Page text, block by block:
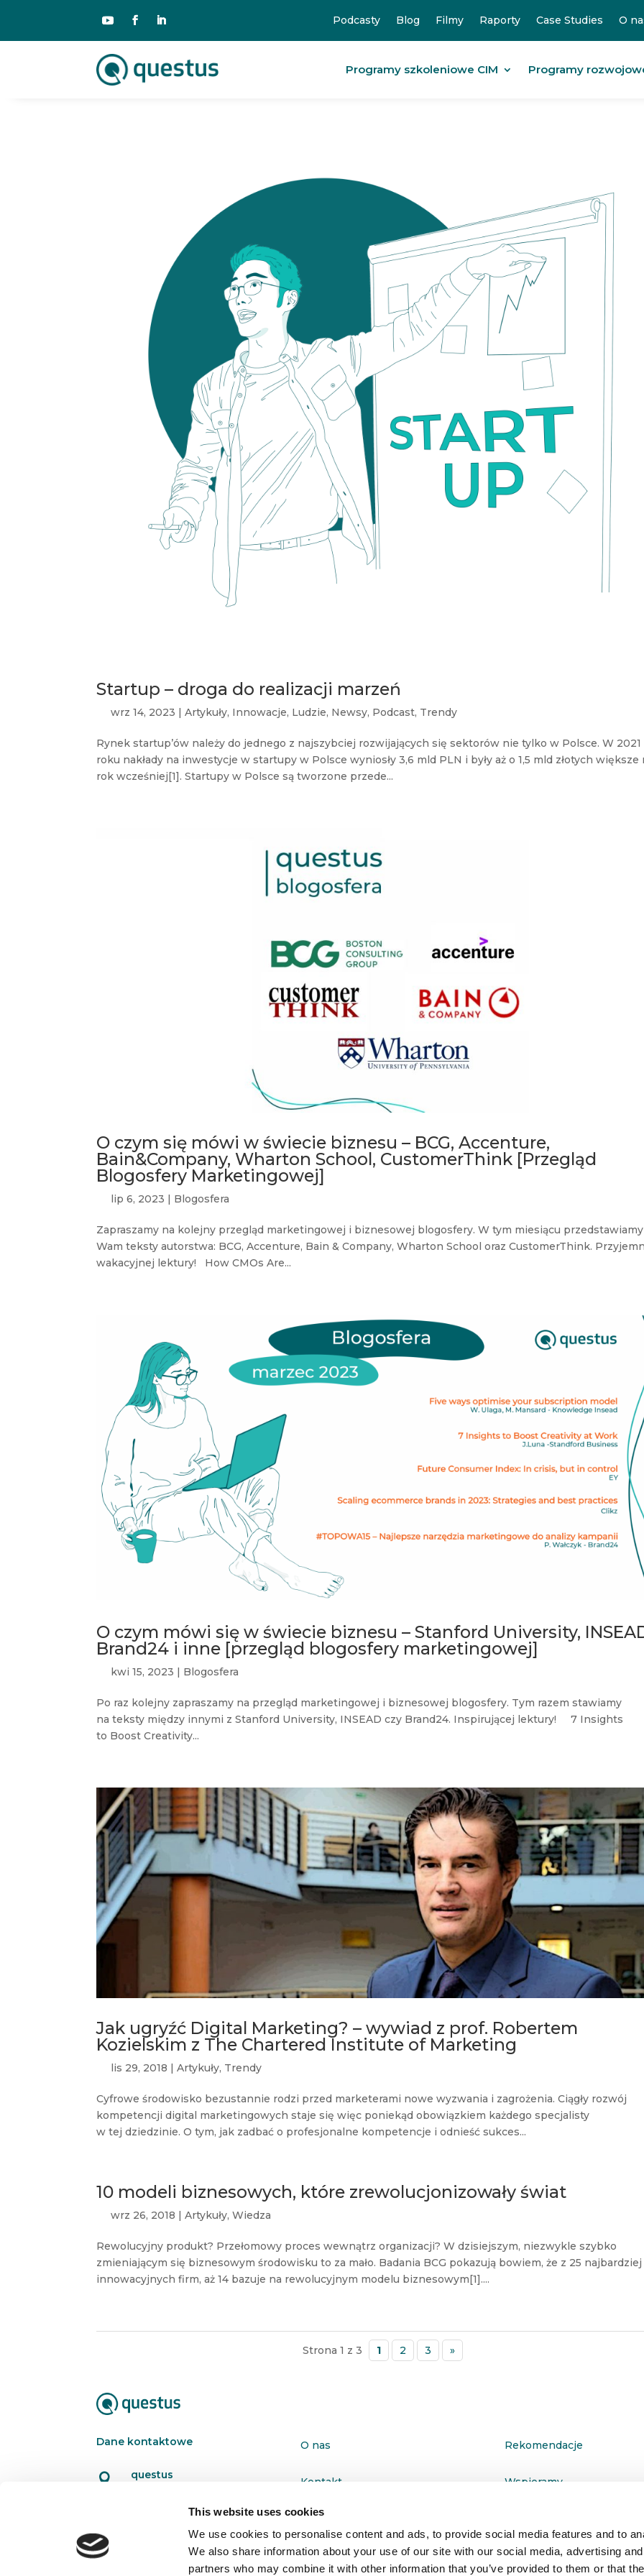
This website uses cookies
We use cookies to personalise content and ads, to provide social media features and to
We also share information about your use of our site with our social media, advertising
partners who may combine it with other information that you’ve provided to them or that
Podcasty Blog Filmy Raporty Case Studies O
Programy szkoleniowe CIM Programy
Startup – droga do realizacji marzeń
wrz 14, 2023 |Artykuły, Innowacje, Ludzie, Newsy, Podcast, Trendy
Rynek startup’ów należy do jednego z najszybciej rozwijających się sektorów nie tylko w Polsce. W 2021
roku nakłady na inwestycje w startupy w Polsce wyniosły 3,6 mld PLN i były aż o 1,5 mld złotych większe
rok wcześniej[1]. Startupy w Polsce są tworzone przede...
O czym się mówi w świecie biznesu – BCG, Accenture,
Bain&Company, Wharton School, CustomerThink [Przegląd
Blogosfery Marketingowej]
lip 6, 2023 | Blogosfera
Zapraszamy na kolejny przegląd marketingowej i biznesowej blogosfery. W tym miesiącu przedstawiamy
Wam teksty autorstwa: BCG, Accenture, Bain & Company, Wharton School oraz CustomerThink.
wakacyjnej lektury! How CMOs Are...
O czym mówi się w świecie biznesu – Stanford University,
Brand24 i inne [przegląd blogosfery marketingowej]
kwi 15, 2023 | Blogosfera
Po raz kolejny zapraszamy na przegląd marketingowej i biznesowej blogosfery. Tym razem stawiamy
na teksty między innymi z Stanford University, INSEAD czy Brand24. Inspirującej lektury! 7 Insights
to Boost Creativity...
Jak ugryźć Digital Marketing? – wywiad z prof. Robertem
Kozielskim z The Chartered Institute of Marketing
lis 29, 2018 |Artykuły, Trendy
Cyfrowe środowisko bezustannie rodzi przed marketerami nowe wyzwania i zagrożenia. Ciągły rozwój
kompetencji digital marketingowych staje się więc poniekąd obowiązkiem każdego specjalisty
w tej dziedzinie. O tym, jak zadbać o profesjonalne kompetencje i odnieść sukces...
10 modeli biznesowych, które zrewolucjonizowały świat
wrz 26, 2018 |Artykuły,Wiedza
Rewolucyjny produkt? Przełomowy proces wewnątrz organizacji? W dzisiejszym, niezwykle szybko
zmieniającym się biznesowym środowisku to za mało. Badania BCG pokazują bowiem, że z 25 najbardziej
innowacyjnych firm, aż 14 bazuje na rewolucyjnym modelu biznesowym[1]....
Strona 1 z 3 1 2 3 »
Dane kontaktowe

questus
91-811 Łódź
 601 098 038

O nas
Kontakt
Polityka prywatności
Rekomendacje
Wspieramy